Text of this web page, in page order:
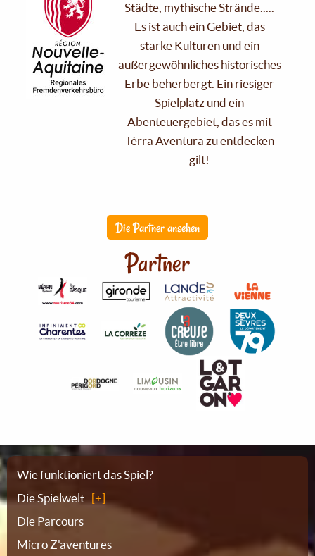
Städte, mythische Strände.....
Es ist auch ein Gebiet, das
starke Kulturen und ein
außergewöhnliches historisches
Erbe beherbergt. Ein riesiger
Spielplatz und ein
Abenteuergebiet, das es mit
Tèrra Aventura zu entdecken
gilt!
Die Partner ansehen
Partner
Sitemap
Wie funktioniert das Spiel?
Die Spielwelt
Die Parcours
Micro Z'aventures